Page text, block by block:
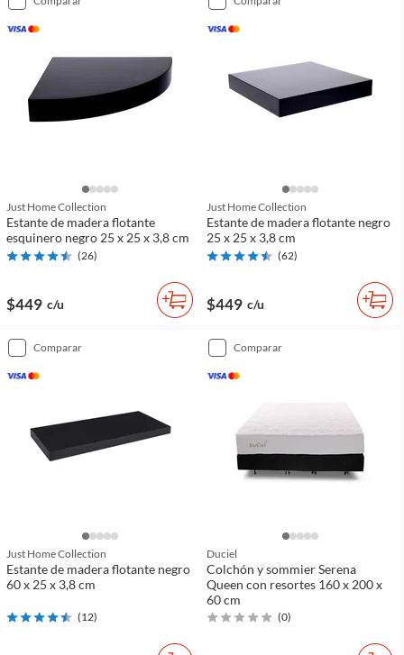
Just Home Collection
Estante de madera flotante
esquinero negro 25 x 25 x 3,8 cm
(26)
$449 c/u
Just Home Collection
Estante de madera flotante negro
25 x 25 x 3,8 cm
(62)
$449 c/u
comparar
Just Home Collection
Estante de madera flotante negro
60 x 25 x 3,8 cm
(12)
comparar
Duciel
Colchón y sommier Serena
Queen con resortes 160 x 200 x
60 cm
(0)